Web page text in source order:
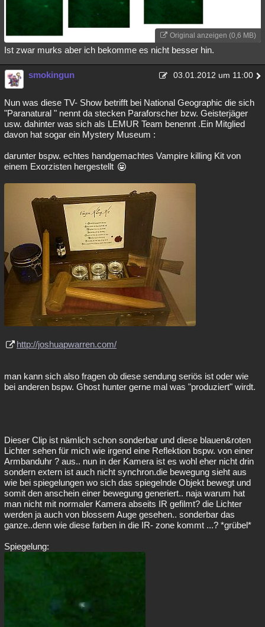
Original anzeigen (0,6 MB)
Ist zwar murks aber ich bekomme es nicht besser hin.
smokingun 03.01.2012 um 11:00
Nun was diese TV- Show betrifft bei National Geographic die sich
"Paranatural " nennt da stecken Paraforscher bzw. Geisterjäger
usw. dahinter was sich als LEMUR Team benennt .Ein Mitglied
davon hat sogar ein Mystery Museum :
darunter bspw. echtes handgemachtes Vampire killing Kit von
einem Exorzisten hergestellt
http://joshuapwarren.com/
man kann sich also fragen ob diese sendung seriös ist oder wie
bei anderen bspw. Ghost hunter gerne mal was "produziert" wirdt.
Dieser Clip ist nämlich schon sonderbar und diese blauen&roten
Lichter sehen für mich wie irgend eine Reflektion bspw. von einer
Armbanduhr ? aus.. nun in der Kamera ist es wohl eher nicht drin
sondern extern ist auch nicht synchron.die bewegung sieht aus
wie bei spiegelungen wo sich das spiegelnde Objekt bewegt und
somit den anschein einer bewegung generiert.. naja warum hat
man nicht mit normaler Kamera abseits IR gefilmt? die Lichter
werden ja auch von blossem Auge gesehen.. sonderbar das
ganze..denn wie diese farben in die IR- zone kommt ...? *grübel*
Spiegelung: